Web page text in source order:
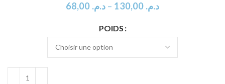
د.م. – د.م.
POIDS